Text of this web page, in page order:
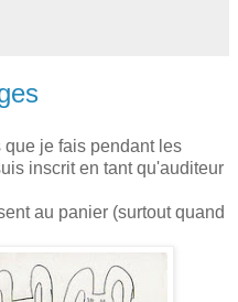
je fais pendant les
inscrit en tant qu'auditeur
au panier (surtout quand